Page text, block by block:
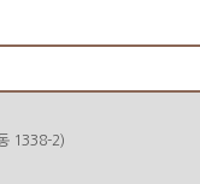
1338-2)